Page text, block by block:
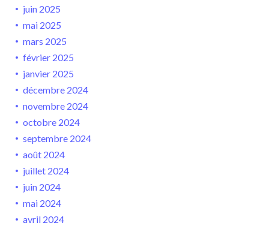
juin 2025
mai 2025
mars 2025
février 2025
janvier 2025
décembre 2024
novembre 2024
octobre 2024
septembre 2024
août 2024
juillet 2024
juin 2024
mai 2024
avril 2024